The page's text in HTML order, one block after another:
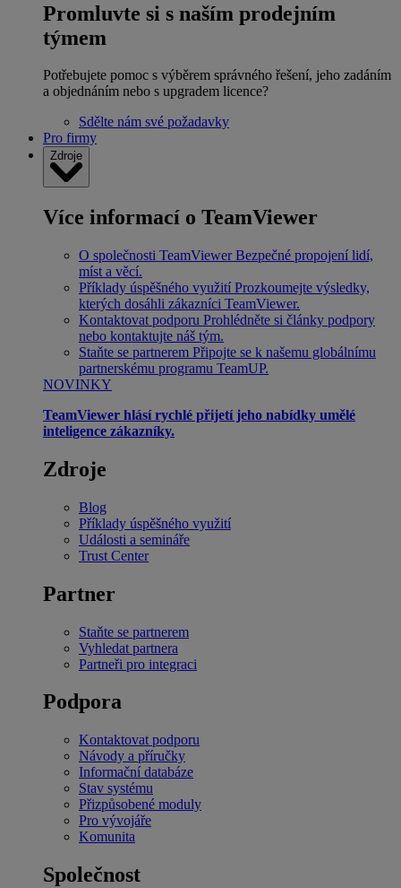
Promluvte si s naším prodejním
týmem
Potřebujete pomoc s výběrem správného řešení, jeho zadáním
a objednáním nebo s upgradem licence?
Sdělte nám své požadavky
Pro firmy
Zdroje
Více informací o TeamViewer
O společnosti TeamViewer Bezpečné propojení lidí,
míst a věcí.
Příklady úspěšného využití Prozkoumejte výsledky,
kterých dosáhli zákazníci TeamViewer.
Kontaktovat podporu Prohlédněte si články podpory
nebo kontaktujte náš tým.
Staňte se partnerem Připojte se k našemu globálnímu
partnerskému programu TeamUP.
NOVINKY
TeamViewer hlásí rychlé přijetí jeho nabídky umělé
inteligence zákazníky.
Zdroje
Blog
Příklady úspěšného využití
Události a semináře
Trust Center
Partner
Staňte se partnerem
Vyhledat partnera
Partneři pro integraci
Podpora
Kontaktovat podporu
Návody a příručky
Informační databáze
Stav systému
Přizpůsobené moduly
Pro vývojáře
Komunita
Společnost